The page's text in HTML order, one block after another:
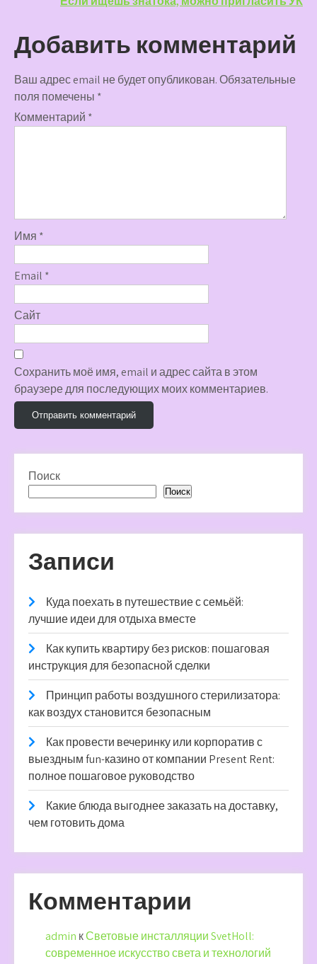
Добавить комментарий
Ваш адрес email не будет опубликован.Обязательные
поля помечены *
Комментарий *
Имя *
Email *
Сайт
Сохранить моё имя, email и адрес сайта в этом
браузере для последующих моих комментариев.
Поиск
Поиск
Записи
Куда поехать в путешествие с семьёй:
лучшие идеи для отдыха вместе
Как купить квартиру без рисков: пошаговая
инструкция для безопасной сделки
Принцип работы воздушного стерилизатора:
как воздух становится безопасным
Как провести вечеринку или корпоратив с
выездным fun-казино от компании Present Rent:
полное пошаговое руководство
Какие блюда выгоднее заказать на доставку,
чем готовить дома
Комментарии
admin кСветовые инсталляции SvetHoll:
современное искусство света и технологий